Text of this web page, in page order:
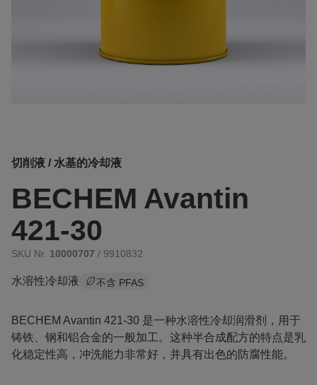
切削液 / 水基的冷却液
BECHEM Avantin
421-30
SKU Nr. 10000707 / 9910832
水溶性冷却液 不含 PFAS
BECHEM Avantin 421-30 是一种水溶性冷却润滑剂，用于
铸铁、钢和铝合金的一般加工。这种半合成配方的特点是乳
化稳定性高，冲洗能力非常好，并具有出色的防腐性能。